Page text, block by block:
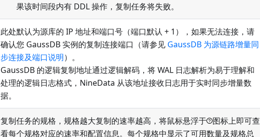
果该时间段内有 DDL 操作，复制任务将失败。
此处默认为源库的 IP 地址和端口号（端口默认 + 1），如果无法连接，请
确认您 GaussDB 实例的复制连接端口（请参见 GaussDB 为源链路增量同
步连接及端口说明）。
GaussDB 的逻辑复制地址通过逻辑解码，将 WAL 日志解析为易于理解和
处理的逻辑日志格式，NineData 从该地址接收日志用于实时同步增量数
据。
复制任务的规格，规格越大复制的速率越高，将鼠标悬浮于 图标上即可查
看每个规格对应的速率和配置信息。每个规格中显示了可用数量及规格总